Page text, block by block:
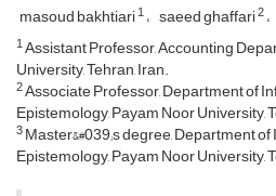
masoud bakhtiari1 saeed ghaffari2
1Assistant Professor, Accounting
University, Tehran, Iran.
2Associate Professor, Department of
Epistemology, Payam Noor University,
3Master&#039;s degree, Department
Epistemology, Payam Noor University,